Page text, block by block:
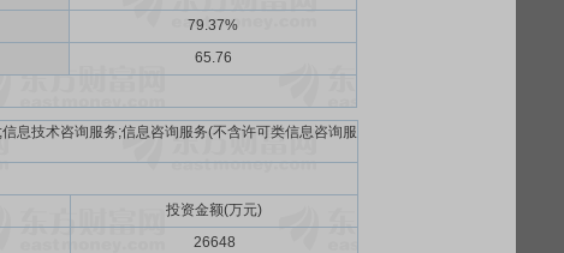
79.37%
65.76
息技术咨询服务;信息咨询服务(不含许可类信息咨询服
投资金额(万元)
26648